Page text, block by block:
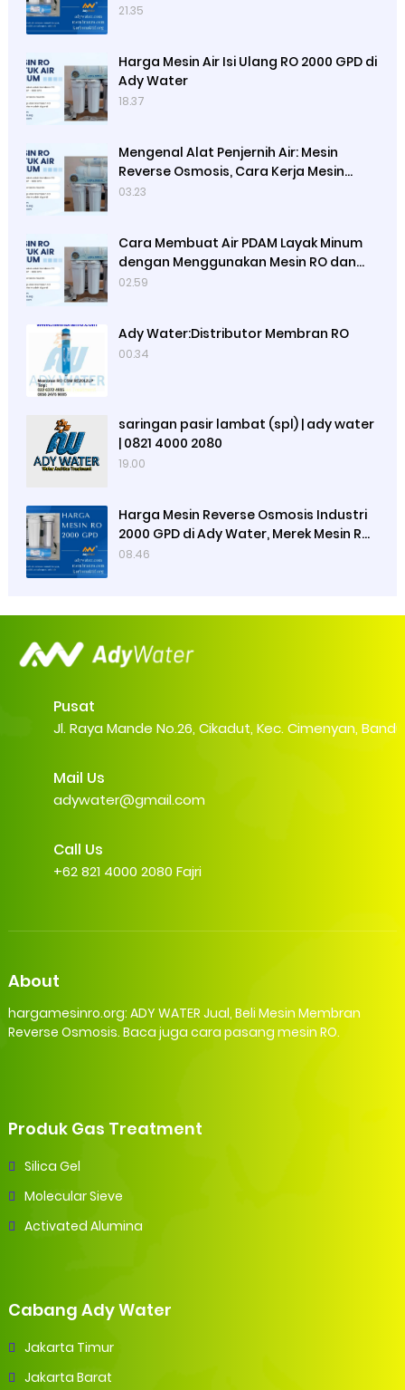
21.35
Harga Mesin Air Isi Ulang RO 2000 GPD di
Ady Water
18.37
Mengenal Alat Penjernih Air: Mesin
Reverse Osmosis, Cara Kerja Mesin
Reverse Osmosis dan Satuan
03.23
Cara Membuat Air PDAM Layak Minum
dengan Menggunakan Mesin RO dan
Lampu UV Sterilisasi Air, Cara Kerja
02.59
Ady Water:Distributor Membran RO
00.34
saringan pasir lambat (spl) | ady water
| 0821 4000 2080
19.00
Harga Mesin Reverse Osmosis Industri
2000 GPD di Ady Water, Merek Mesin RO
Luso, Ady Water Menjual Membran RO
08.46
Pusat
Jl. Raya Mande No.26, Cikadut, Kec. Cimenyan,
Mail Us
adywater@gmail.com
Call Us
+62 821 4000 2080 Fajri
About
hargamesinro.org: ADY WATER Jual, Beli Mesin Membran
Reverse Osmosis. Baca juga cara pasang mesin RO.
Produk Gas Treatment
Silica Gel
Molecular Sieve
Activated Alumina
Cabang Ady Water
Jakarta Timur
Jakarta Barat